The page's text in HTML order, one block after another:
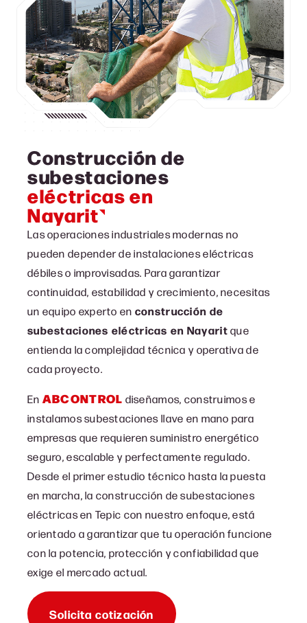
Construcción de
subestaciones
eléctricas en
Nayarit
Las operaciones industriales modernas no
pueden depender de instalaciones eléctricas
débiles o improvisadas. Para garantizar
continuidad, estabilidad y crecimiento, necesitas
un equipo experto en construcción de
subestaciones eléctricas en Nayaritque
entienda la complejidad técnica y operativa de
cada proyecto.
En ABCONTROL diseñamos, construimos e
instalamos subestaciones llave en mano para
empresas que requieren suministro energético
seguro, escalable y perfectamente regulado.
Desde el primer estudio técnico hasta la puesta
en marcha, la construcción de subestaciones
eléctricas en Tepic con nuestro enfoque, está
orientado a garantizar que tu operación funcione
con la potencia, protección y confiabilidad que
exige el mercado actual.
Solicita cotización